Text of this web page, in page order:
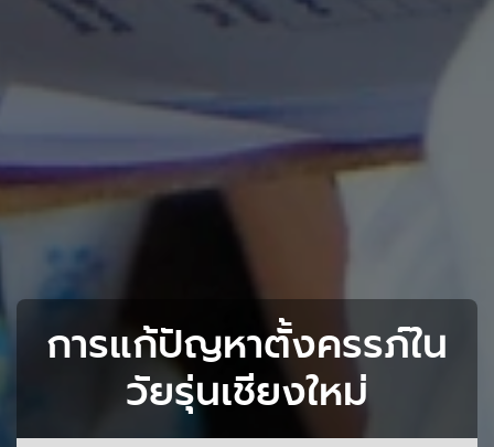
การแก้ปัญหาตั้งครรภ์ใน
วัยรุ่นเชียงใหม่